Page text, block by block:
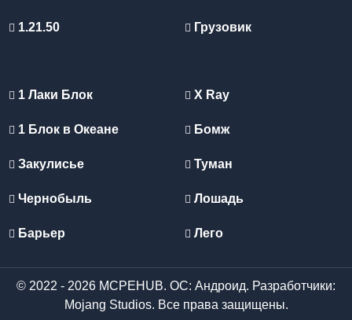
1.21.50 Грузовик
1 Лаки Блок
1 Блок в Океане
Закулисье
Чернобыль
Барьер
X Ray
Бомж
Туман
Лошадь
Лего
© 2022 - 2026 MCPEHUB. ОС: Андроид. Разработчики:
Mojang Studios. Все права защищены.